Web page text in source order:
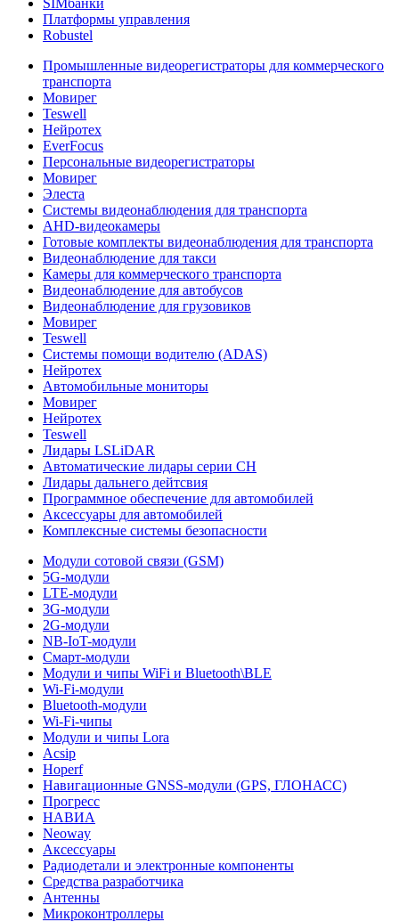
SIMбанки
Платформы управления
Robustel
Промышленные видеорегистраторы для коммерческого
транспорта
Мовирег
Teswell
Нейротех
EverFocus
Персональные видеорегистраторы
Мовирег
Элеста
Системы видеонаблюдения для транспорта
AHD-видеокамеры
Готовые комплекты видеонаблюдения для транспорта
Видеонаблюдение для такси
Камеры для коммерческого транспорта
Видеонаблюдение для автобусов
Видеонаблюдение для грузовиков
Мовирег
Teswell
Системы помощи водителю (ADAS)
Нейротех
Автомобильные мониторы
Мовирег
Нейротех
Teswell
Лидары LSLiDAR
Автоматические лидары серии CH
Лидары дальнего дейтсвия
Программное обеспечение для автомобилей
Аксессуары для автомобилей
Комплексные системы безопасности
Модули сотовой связи (GSM)
5G-модули
LTE-модули
3G-модули
2G-модули
NB-IoT-модули
Смарт-модули
Модули и чипы WiFi и Bluetooth\BLE
Wi-Fi-модули
Bluetooth-модули
Wi-Fi-чипы
Модули и чипы Lora
Acsip
Hoperf
Навигационные GNSS-модули (GPS, ГЛОНАСС)
Прогресс
НАВИА
Neoway
Аксессуары
Радиодетали и электронные компоненты
Средства разработчика
Антенны
Микроконтроллеры